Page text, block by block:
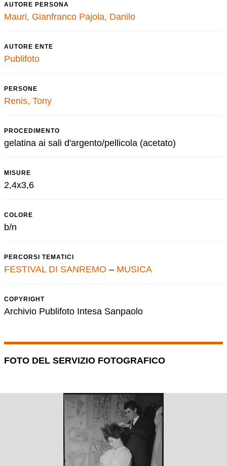
AUTORE PERSONA
Mauri, Gianfranco Pajola, Danilo
AUTORE ENTE
Publifoto
PERSONE
Renis, Tony
PROCEDIMENTO
gelatina ai sali d'argento/pellicola (acetato)
MISURE
2,4x3,6
COLORE
b/n
PERCORSI TEMATICI
FESTIVAL DI SANREMO – MUSICA
COPYRIGHT
Archivio Publifoto Intesa Sanpaolo
FOTO DEL SERVIZIO FOTOGRAFICO